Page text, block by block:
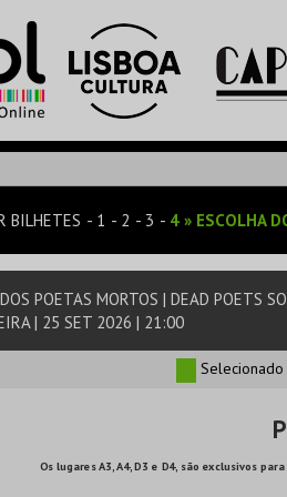
BILHETES 1 2 3 4 » ESCOLHA
POETAS MORTOS | DEAD POETS
| 25 SET 2026 | 21:00
Selecionado
Os lugares A3, A4, D3 e D4, são exclusivos